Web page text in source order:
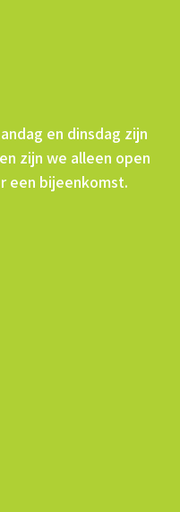
en dinsdag zijn
zijn we alleen open
een bijeenkomst.